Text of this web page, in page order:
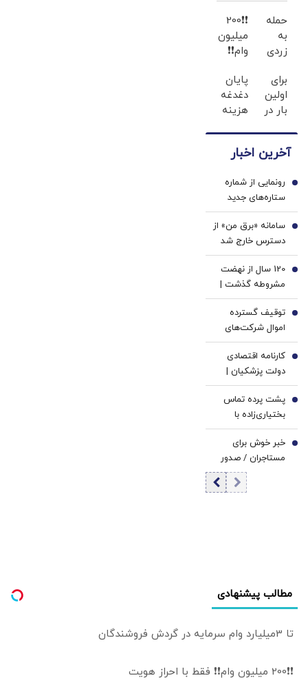
مصر چیست؟حمله
به
زردی
ها با
ژل
سفید
خرید40%تخفیف
❗❗200
میلیون
وام❗❗
احراز
هویت
برای
اولین
بار در
این
کرم
ترمیم
کننده
23
روزه
ساخت!
پایان
دغدغه
هزینه
پزشکی
سفید
کننده
خانگی
آخرین اخبار
رونمایی از شماره
ستاره‌های جدید
پرسپولیس | اعلام
شماره پیراهن ایگور
سرگیف، تیکدری و
محبی در فصل
جدید
1
سامانه «برق من» از
دسترس خارج شد
2
120 سال از نهضت
مشروطه گذشت |
جست‌وجوی تجدد و
آزادی در ایران |
حکومت قانون
مطالبه محوری
مشروطه خواهان
بود
3
توقیف گسترده
اموال شرکت‌های
تراستی/ ۱۶۷۳
میلیارد تومان از
اموال تهاتر شد
4
کارنامه اقتصادی
دولت پزشکیان |
روایت آمار از دو
سال پرحادثه | آیا
علت همه مشکلات
اقتصادی جنگ
است؟
5
پشت پرده تماس
بختیاری‌زاده با
سردار آزمون/ سردار
راهی استقلال شد؟
6
خبر خوش برای
مستاجران / صدور
حکم تخلیه تا این
تاریخ ممنوع شد
7
مطالب پیشنهادی
تا 3میلیارد وام سرمایه در گردش فروشندگان
❗❗200 میلیون وام❗❗ فقط با احراز هویت